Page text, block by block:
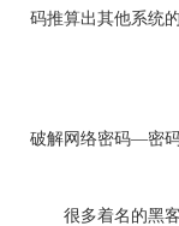
码推算出其他系统
破解网络密码—密
很多着名的黑